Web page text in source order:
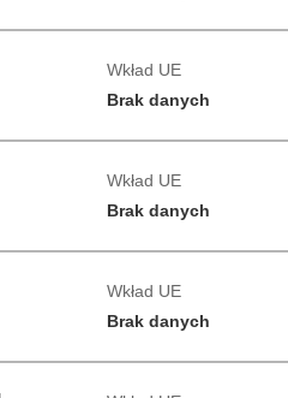
Wkład UE
Brak danych
Wkład UE
Brak danych
Wkład UE
Brak danych